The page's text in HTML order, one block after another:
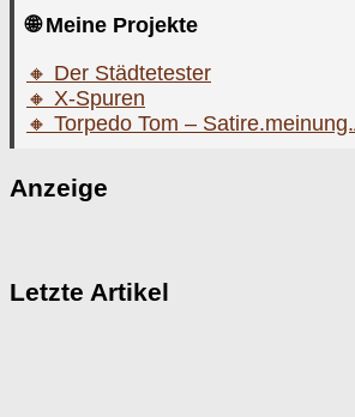
🌐 Meine Projekte
🔸 Der Städtetester
🔸 X-Spuren
🔸 Torpedo Tom –
Anzeige
Letzte Artikel